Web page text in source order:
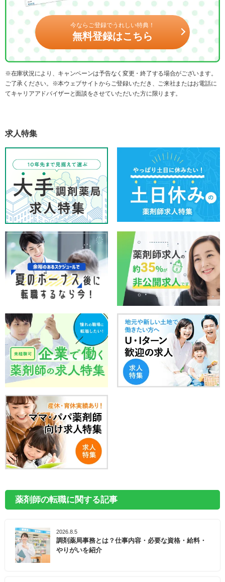
今ならご登録でうれしい特典！
無料登録はこちら
※在庫状況により、キャンペーンは予告なく変更・終了する場合がございます。
ご了承ください。※本ウェブサイトからご登録いただき、ご来社またはお電話に
てキャリアアドバイザーと面談をさせていただいた方に限ります。
求人特集
薬剤師の転職に関する記事
2026.8.5
調剤薬局事務とは？仕事内容・必要な資格・給料・
やりがいを紹介